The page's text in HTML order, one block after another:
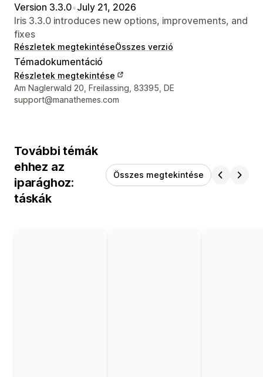
Version 3.3.0•July 21, 2026
Iris 3.3.0 introduces new options, improvements, and
fixes
Részletek megtekintéseÖsszes verzió
Témadokumentáció
Részletek megtekintése
Dizájner kapcsolattartási adatai
Am Naglerwald 20, Freilassing, 83395, DE
support@manathemes.com
További témák
ehhez az
iparághoz:
táskák
Összes megtekintése